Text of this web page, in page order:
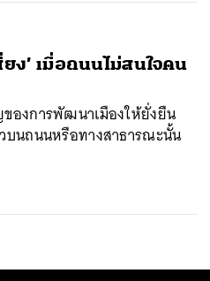
ง’ เมื่อถนนไม่สนใจคน
ของการพัฒนาเมืองให้ยั่งยืน
บนถนนหรือทางสาธารณะนั้น